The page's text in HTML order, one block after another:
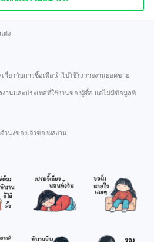
ต่ง
เกี่ยวกับการซื้อเพื่อนำไปใช้ในรายงานยอดขาย
านและประเทศที่ใช้งานของผู้ซื้อ แต่ไม่มีข้อมูลที่
ำนงของเจ้าของผลงาน